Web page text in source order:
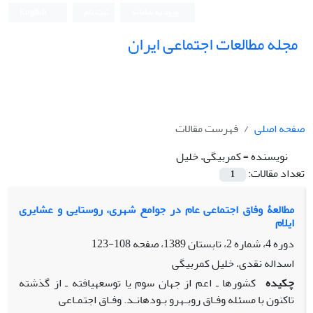
مجله مطالعات اجتماعی ایران
صفحه اصلی
فهرست مقالات
نویسنده =کمربیگی، خلیل
تعداد مقالات:
1
مطالعۀ وفاق اجتماعی عام در جوامع شهری، روستایی و عشایری
ایلام
دوره 4، شماره 2، تابستان 1389، صفحه
108-123
اسداله نقدی، خلیل کمربیگی
چکیده کشورها ـ اعم از جهان سوم یا توسعهیافته ـ از گذشته
تاکنون با مسئله وفـاق روبـهرو بـودهانـد. وفـاق اجتمـاعی